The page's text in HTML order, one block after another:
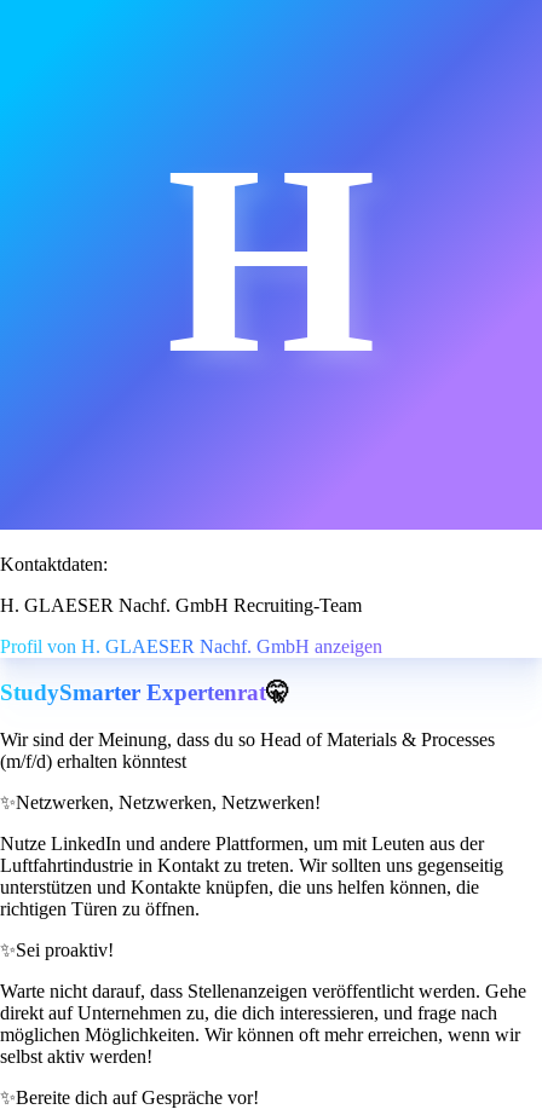
H
Kontaktdaten:
H. GLAESER Nachf. GmbH Recruiting-Team
Profil von H. GLAESER Nachf. GmbH anzeigen
StudySmarter Expertenrat🤫
Wir sind der Meinung, dass du so Head of Materials & Processes
(m/f/d) erhalten könntest
✨Netzwerken, Netzwerken, Netzwerken!
Nutze LinkedIn und andere Plattformen, um mit Leuten aus der
Luftfahrtindustrie in Kontakt zu treten. Wir sollten uns gegenseitig
unterstützen und Kontakte knüpfen, die uns helfen können, die
richtigen Türen zu öffnen.
✨Sei proaktiv!
Warte nicht darauf, dass Stellenanzeigen veröffentlicht werden. Gehe
direkt auf Unternehmen zu, die dich interessieren, und frage nach
möglichen Möglichkeiten. Wir können oft mehr erreichen, wenn wir
selbst aktiv werden!
✨Bereite dich auf Gespräche vor!